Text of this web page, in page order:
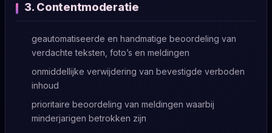
3. Contentmoderatie
geautomatiseerde en handmatige beoordeling van
verdachte teksten, foto’s en meldingen
onmiddellijke verwijdering van bevestigde verboden
inhoud
prioritaire beoordeling van meldingen waarbij
minderjarigen betrokken zijn